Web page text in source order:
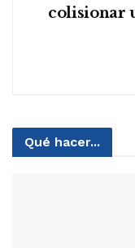
colisionar
Qué hacer...